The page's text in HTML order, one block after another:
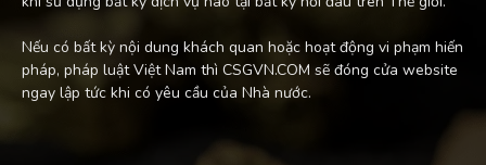
Nếu có bất kỳ nội dung khách quan hoặc hoạt động vi phạm hiến
pháp, pháp luật Việt Nam thì CSGVN.COM sẽ đóng cửa website
ngay lập tức khi có yêu cầu của Nhà nước.